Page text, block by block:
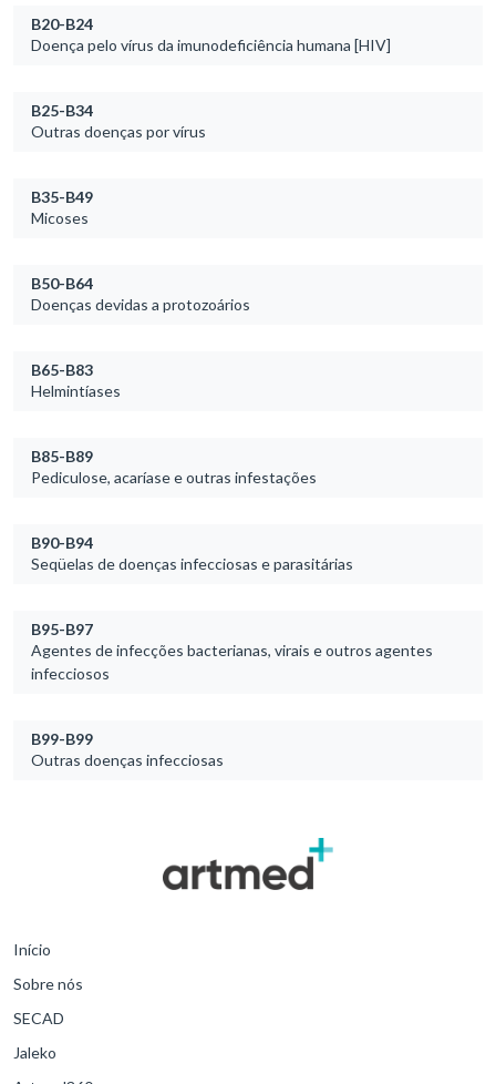
B20-B24
Doença pelo vírus da imunodeficiência humana [HIV]
B25-B34
Outras doenças por vírus
B35-B49
Micoses
B50-B64
Doenças devidas a protozoários
B65-B83
Helmintíases
B85-B89
Pediculose, acaríase e outras infestações
B90-B94
Seqüelas de doenças infecciosas e parasitárias
B95-B97
Agentes de infecções bacterianas, virais e outros agentes
infecciosos
B99-B99
Outras doenças infecciosas
Início
Sobre nós
SECAD
Jaleko